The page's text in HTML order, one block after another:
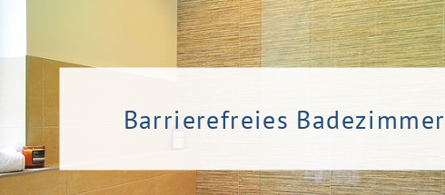
Barrierefreies Badezimmer